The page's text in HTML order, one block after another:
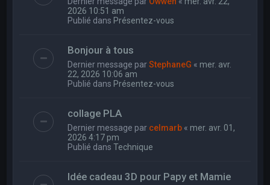
2026 10:51 am
Publié dans Présentez-vous
Bonjour à tous
Dernier message parStephaneG « mer. avr.
22, 2026 10:06 am
Publié dans Présentez-vous
collage PLA
Dernier message par celmarb « mer. avr. 01,
2026 4:17 pm
Publié dansTechnique
Idée cadeau 3D pour Papy et Mamie